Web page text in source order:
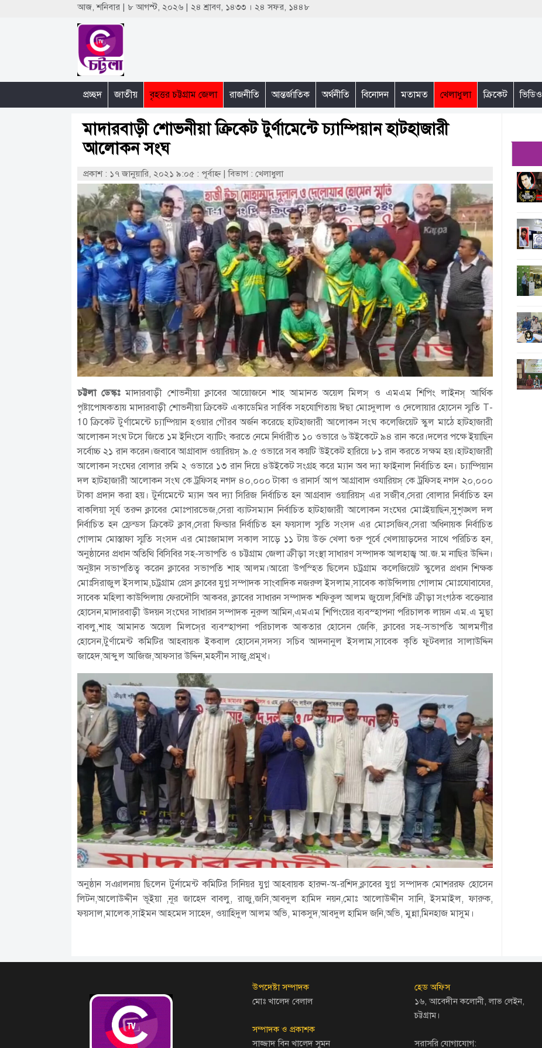
আজ, শনিবার | ৮ আগস্ট, ২০২৬ | ২৪ শ্রাবণ, ১৪৩৩ । ২৪ সফর, ১৪৪৮
প্রচ্ছদ জাতীয় বৃহত্তর চট্টগ্রাম জেলা রাজনীতি আন্তর্জাতিক অর্থনীতি বিনোদন মতামত খেলাধুলা ক্রিকেট ভিডিও
মাদারবাড়ী শোভনীয়া ক্রিকেট টুর্ণামেন্টে চ্যাম্পিয়ান হাটহাজারী
আলোকন সংঘ
প্রকাশ : ১৭ জানুয়ারি, ২০২১ ৯:০৫ : পূর্বাহ্ণ |বিভাগ : খেলাধুলা
চট্টলা ডেস্কঃমাদারবাড়ী শোভনীয়া ক্লাবের আয়োজনে শাহ আমানত অয়েল মিলস্ ও এমএম শিপিং লাইনস্ আর্থিক
পৃষ্টাপোষকতায় মাদারবাড়ী শোভনীয়া ক্রিকেট একাডেমির সার্বিক সহযোগিতায় ঈছা মোঃদুলাল ও দেলোয়ার হোসেন স্মৃতি T-
10 ক্রিকেট টুর্ণামেন্টে চ্যাম্পিয়ান হওয়ার গৌরব অর্জন করেছে হাটহাজারী আলোকন সংঘ কলেজিয়েট স্কুল মাঠে হাটহাজারী
আলোকন সংঘ টসে জিতে ১ম ইনিংসে ব্যাটিং করতে নেমে নির্ধারীত ১০ ওভারে ৬ উইকেটে ৯৪ রান করে।দলের পক্ষে ইয়াছিন
সর্বোচ্চ ২১ রান করেন।জবাবে আগ্রাবাদ ওয়ারিয়স্ ৯.৫ ওভারে সব কয়টি উইকেট হারিয়ে ৮১ রান করতে সক্ষম হয়।হাটহাজারী
আলোকন সংঘের বোলার রুমি ২ ওভারে ১৩ রান দিয়ে ৪উইকেট সংগ্রহ করে ম্যান অব দ্যা ফাইনাল নির্বাচিত হন। চ্যাম্পিয়ান
দল হাটহাজারী আলোকন সংঘ কে ট্রফিসহ নগদ ৪০,০০০ টাকা ও রানার্স আপ আগ্রাবাদ ওযারিয়স্ কে ট্রফিসহ নগদ ২০,০০০
টাকা প্রদান করা হয়। টুর্নামেন্টে ম্যান অব দ্যা সিরিজ নির্বাচিত হন আগ্রবাদ ওয়ারিয়স্ এর সজীব,সেরা বোলার নির্বাচিত হন
বাকলিয়া সূর্য তরুন ক্লাবের মোঃপারভেজ,সেরা ব্যাটসম্যান নির্বাচিত হাটহাজারী আলোকন সংঘের মোঃইয়াছিন,সুশৃঙ্খল দল
নির্বাচিত হন ফ্রেন্ডস ক্রিকেট ক্লাব,সেরা ফিল্ডার নির্বাচিত হন ফয়সাল স্মৃতি সংসদ এর মোঃসজিব,সেরা অধিনায়ক নির্বাচিত
গোলাম মোস্তাফা স্মৃতি সংসদ এর মোঃজামাল সকাল সাড়ে ১১ টায় উক্ত খেলা শুরু পূর্বে খেলায়াড়দের সাথে পরিচিত হন,
অনুষ্ঠানের প্রধান অতিথি বিসিবির সহ-সভাপতি ও চট্টগ্রাম জেলা ক্রীড়া সংস্থা সাধারণ সম্পাদক আলহাজ্ব আ.জ.ম নাছির উদ্দিন।
অনুষ্টান সভাপতিত্ব করেন ক্লাবের সভাপতি শাহ আলম।আরো উপস্হিত ছিলেন চট্রগ্রাম কলেজিয়েট স্কুলের প্রধান শিক্ষক
মোঃসিরাজুল ইসলাম,চট্রগ্রাম প্রেস ক্লাবের যুগ্ন সম্পাদক সাংবাদিক নজরুল ইসলাম,সাবেক কাউন্সিলায় গোলাম মোঃযোবাযের,
সাবেক মহিলা কাউন্সিলায় ফেরদৌসি আকবর, ক্লাবের সাধারন সম্পাদক শফিকুল আলম জুয়েল,বিশিষ্ট ক্রীড়া সংগঠক বক্তেয়ার
হোসেন,মাদারবাড়ী উদয়ন সংঘের সাধারন সম্পাদক নুরুল আমিন,এমএম শিপিংয়ের ব্যবস্হাপনা পরিচালক লায়ন এম.এ মুছা
বাবলু,শাহ আমানত অয়েল মিলসে্র ব্যবস্হাপনা পরিচালক আকতার হোসেন জেকি, ক্লাবের সহ-সভাপতি আলমগীর
হোসেন,টুর্ণামেন্ট কমিটির আহবায়ক ইকবাল হোসেন,সদস্য সচিব আদনানুল ইসলাম,সাবেক কৃতি ফুটবলার সালাউদ্দিন
জাহেদ,আব্দুল আজিজ,আফসার উদ্দিন,মহসীন সাজু,প্রমূখ।
অনুষ্ঠান সঞালনায় ছিলেন টুর্নামেন্ট কমিটির সিনিয়র যুগ্ন আহবায়ক হারুন-অ-রশিদ,ক্লাবের যুগ্ন সম্পাদক মোশররফ হোসেন
লিটন,আলোউদ্দীন ভূইয়া ,নূর জাহেদ বাবলু, রাজু,জসি,আবদুল হামিদ নয়ন,মোঃ আলোউদ্দীন সানি, ইসমাইল, ফারুক,
ফয়সাল,মালেক,সাইমন আহমেদ সাহেদ, ওয়াহিদুল আলম অভি, মাকসুদ,আবদুল হামিদ জনি,অভি, মুন্না,মিনহাজ মাসুম।
উপদেষ্টা সম্পাদক
মোঃ খালেদ বেলাল
সম্পাদক ও প্রকাশক
সাজ্জাদ বিন খালেদ সুমন
হেড অফিস
১৬, আবেদীন কলোনী, লাভ লেইন,
চট্টগ্রাম।
সরাসরি যোগাযোগ: